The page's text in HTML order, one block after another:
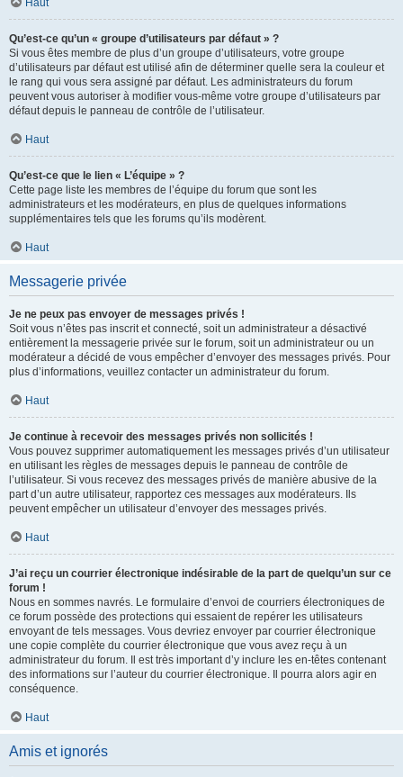
Haut
Qu’est-ce qu’un « groupe d’utilisateurs par défaut » ?
Si vous êtes membre de plus d’un groupe d’utilisateurs, votre groupe
d’utilisateurs par défaut est utilisé afin de déterminer quelle sera la couleur et
le rang qui vous sera assigné par défaut. Les administrateurs du forum
peuvent vous autoriser à modifier vous-même votre groupe d’utilisateurs par
défaut depuis le panneau de contrôle de l’utilisateur.
Haut
Qu’est-ce que le lien « L’équipe » ?
Cette page liste les membres de l’équipe du forum que sont les
administrateurs et les modérateurs, en plus de quelques informations
supplémentaires tels que les forums qu’ils modèrent.
Haut
Messagerie privée
Je ne peux pas envoyer de messages privés !
Soit vous n’êtes pas inscrit et connecté, soit un administrateur a désactivé
entièrement la messagerie privée sur le forum, soit un administrateur ou un
modérateur a décidé de vous empêcher d’envoyer des messages privés. Pour
plus d’informations, veuillez contacter un administrateur du forum.
Haut
Je continue à recevoir des messages privés non sollicités !
Vous pouvez supprimer automatiquement les messages privés d’un utilisateur
en utilisant les règles de messages depuis le panneau de contrôle de
l’utilisateur. Si vous recevez des messages privés de manière abusive de la
part d’un autre utilisateur, rapportez ces messages aux modérateurs. Ils
peuvent empêcher un utilisateur d’envoyer des messages privés.
Haut
J’ai reçu un courrier électronique indésirable de la part de quelqu’un sur ce
forum !
Nous en sommes navrés. Le formulaire d’envoi de courriers électroniques de
ce forum possède des protections qui essaient de repérer les utilisateurs
envoyant de tels messages. Vous devriez envoyer par courrier électronique
une copie complète du courrier électronique que vous avez reçu à un
administrateur du forum. Il est très important d’y inclure les en-têtes contenant
des informations sur l’auteur du courrier électronique. Il pourra alors agir en
conséquence.
Haut
Amis et ignorés